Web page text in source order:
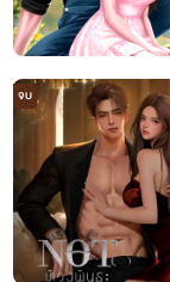
จบ